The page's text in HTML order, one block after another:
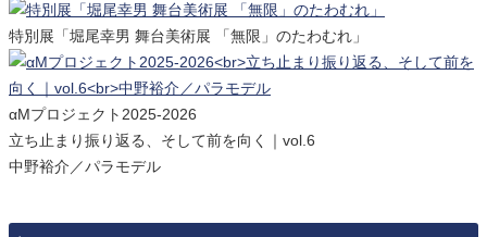
特別展「堀尾幸男 舞台美術展 「無限」のたわむれ」
αMプロジェクト2025-2026
立ち止まり振り返る、そして前を向く｜vol.6
中野裕介／パラモデル